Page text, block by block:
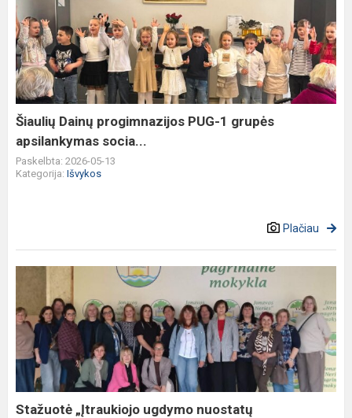
progimnazijos
PUG-
1
grupės
apsilankymas
socia...
Šiaulių Dainų progimnazijos PUG-1 grupės
apsilankymas socia...
Paskelbta: 2026-05-13
Kategorija: Išvykos
Plačiau
„Įtraukiojo
ugdymo
nuostatų
įgyvendinimas
kiekvien...
Stažuotė „Įtraukiojo ugdymo nuostatų